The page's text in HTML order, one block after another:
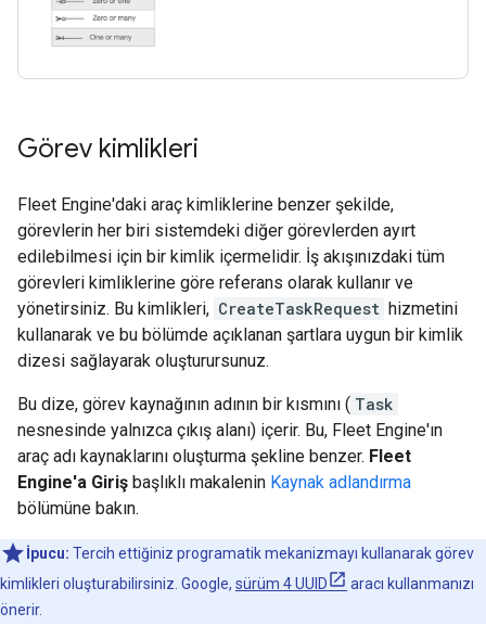
Görev kimlikleri
Fleet Engine'daki araç kimliklerine benzer şekilde,
görevlerin her biri sistemdeki diğer görevlerden ayırt
edilebilmesi için bir kimlik içermelidir. İş akışınızdaki tüm
görevleri kimliklerine göre referans olarak kullanır ve
yönetirsiniz. Bu kimlikleri, CreateTaskRequest hizmetini
kullanarak ve bu bölümde açıklanan şartlara uygun bir kimlik
dizesi sağlayarak oluşturursunuz.
Bu dize, görev kaynağının adının bir kısmını ( Task
nesnesinde yalnızca çıkış alanı) içerir. Bu, Fleet Engine'ın
araç adı kaynaklarını oluşturma şekline benzer. Fleet
Engine'a Giriş başlıklı makalenin Kaynak adlandırma
bölümüne bakın.
İpucu: Tercih ettiğiniz programatik mekanizmayı kullanarak görev
kimlikleri oluşturabilirsiniz. Google, sürüm 4 UUID
aracı kullanmanızı
önerir.